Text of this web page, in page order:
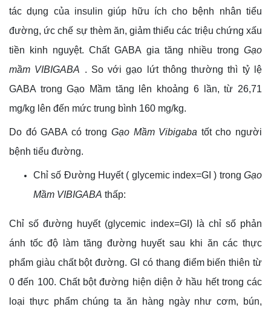
tác dụng của insulin giúp hữu ích cho bệnh nhân tiểu
đường, ức chế sự thèm ăn, giảm thiểu các triệu chứng xấu
tiền kinh nguyệt. Chất GABA gia tăng nhiều trong Gạo
mầm VIBIGABA . So với gạo lứt thông thường thì tỷ lệ
GABA trong Gạo Mầm tăng lên khoảng 6 lần, từ 26,71
mg/kg lên đến mức trung bình 160 mg/kg.
Do đó GABA có trong Gạo Mầm Vibigaba tốt cho người
bệnh tiểu đường.
Chỉ số Đường Huyết ( glycemic index=GI ) trong Gạo
Mầm VIBIGABA thấp:
Chỉ số đường huyết (glycemic index=GI) là chỉ số phản
ánh tốc độ làm tăng đường huyết sau khi ăn các thực
phẩm giàu chất bột đường. GI có thang điểm biến thiên từ
0 đến 100. Chất bột đường hiện diện ở hầu hết trong các
loại thực phẩm chúng ta ăn hàng ngày như cơm, bún,